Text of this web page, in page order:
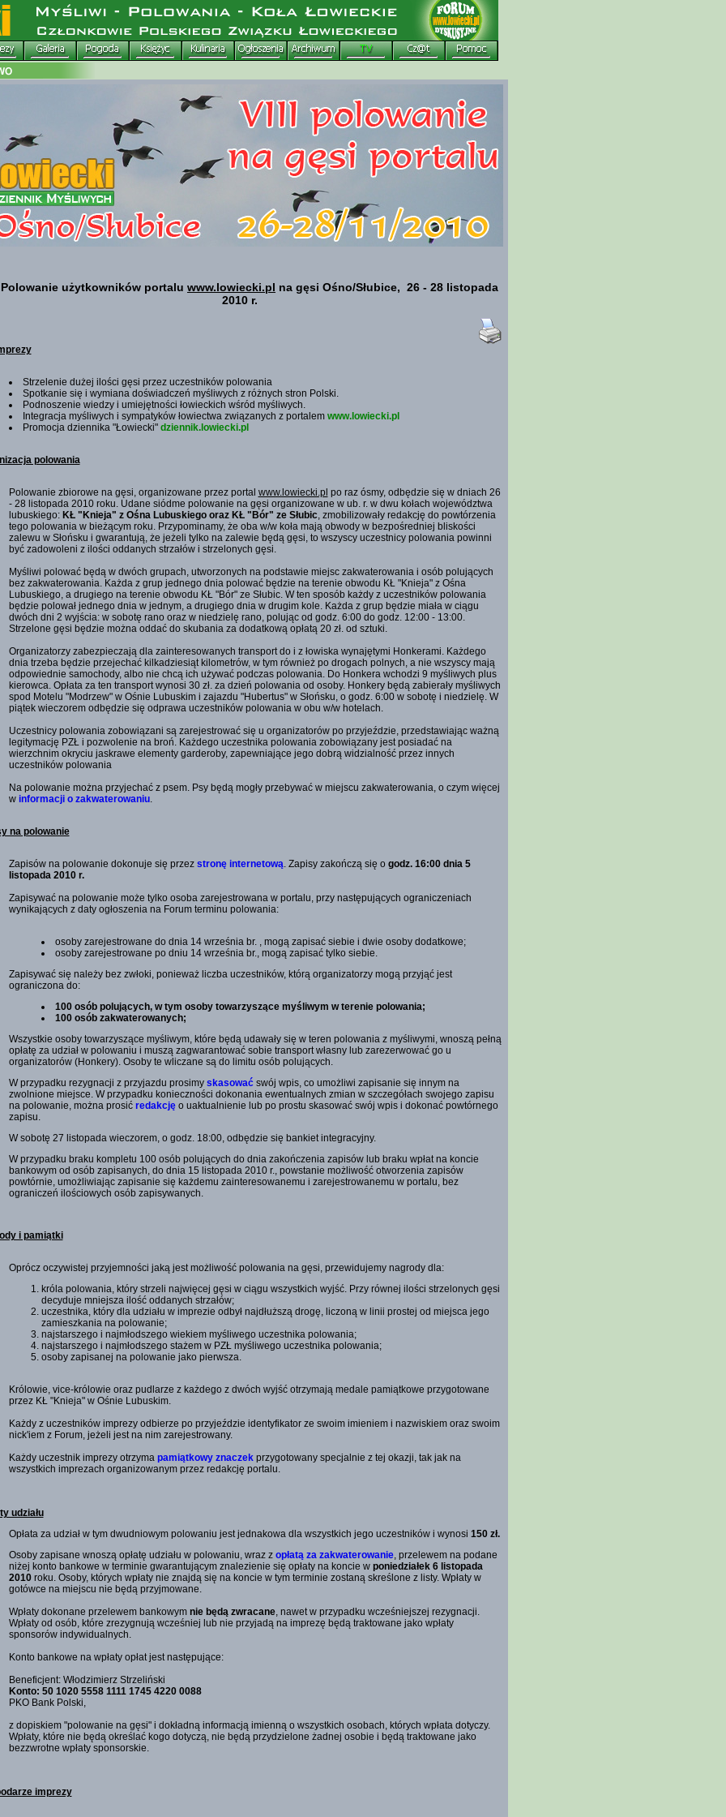
Polowanie użytkowników portalu www.lowiecki.pl na gęsi Ośno/Słubice, 26 - 28 listopada
2010 r.
Strzelenie dużej ilości gęsi przez uczestników polowania
Spotkanie się i wymiana doświadczeń myśliwych z różnych stron Polski.
Podnoszenie wiedzy i umiejętności łowieckich wśród myśliwych.
Integracja myśliwych i sympatyków łowiectwa związanych z portalem www.lowiecki.pl
Promocja dziennika "Łowiecki" dziennik.lowiecki.pl
polowania
Polowanie zbiorowe na gęsi, organizowane przez portal www.lowiecki.pl po raz ósmy, odbędzie się w dniach 26
- 28 listopada 2010 roku. Udane siódme polowanie na gęsi organizowane w ub. r. w dwu kołach województwa
lubuskiego: KŁ "Knieja" z Ośna Lubuskiego oraz KŁ "Bór" ze Słubic, zmobilizowały redakcję do powtórzenia
tego polowania w bieżącym roku. Przypominamy, że oba w/w koła mają obwody w bezpośredniej bliskości
zalewu w Słońsku i gwarantują, że jeżeli tylko na zalewie będą gęsi, to wszyscy uczestnicy polowania powinni
być zadowoleni z ilości oddanych strzałów i strzelonych gęsi.
Myśliwi polować będą w dwóch grupach, utworzonych na podstawie miejsc zakwaterowania i osób polujących
bez zakwaterowania. Każda z grup jednego dnia polować będzie na terenie obwodu KŁ "Knieja" z Ośna
Lubuskiego, a drugiego na terenie obwodu KŁ "Bór" ze Słubic. W ten sposób każdy z uczestników polowania
będzie polował jednego dnia w jednym, a drugiego dnia w drugim kole. Każda z grup będzie miała w ciągu
dwóch dni 2 wyjścia: w sobotę rano oraz w niedzielę rano, polując od godz. 6:00 do godz. 12:00 - 13:00.
Strzelone gęsi będzie można oddać do skubania za dodatkową opłatą 20 zł. od sztuki.
Organizatorzy zabezpieczają dla zainteresowanych transport do i z łowiska wynajętymi Honkerami. Każdego
dnia trzeba będzie przejechać kilkadziesiąt kilometrów, w tym również po drogach polnych, a nie wszyscy mają
odpowiednie samochody, albo nie chcą ich używać podczas polowania. Do Honkera wchodzi 9 myśliwych plus
kierowca. Opłata za ten transport wynosi 30 zł. za dzień polowania od osoby. Honkery będą zabierały myśliwych
spod Motelu "Modrzew" w Ośnie Lubuskim i zajazdu "Hubertus" w Słońsku, o godz. 6:00 w sobotę i niedzielę. W
piątek wieczorem odbędzie się odprawa uczestników polowania w obu w/w hotelach.
Uczestnicy polowania zobowiązani są zarejestrować się u organizatorów po przyjeździe, przedstawiając ważną
legitymację PZŁ i pozwolenie na broń. Każdego uczestnika polowania zobowiązany jest posiadać na
wierzchnim okryciu jaskrawe elementy garderoby, zapewniające jego dobrą widzialność przez innych
uczestników polowania
Na polowanie można przyjechać z psem. Psy będą mogły przebywać w miejscu zakwaterowania, o czym więcej
w informacji o zakwaterowaniu.
na polowanie
Zapisów na polowanie dokonuje się przez stronę internetową. Zapisy zakończą się o godz. 16:00 dnia 5
listopada 2010 r.
Zapisywać na polowanie może tylko osoba zarejestrowana w portalu, przy następujących ograniczeniach
wynikających z daty ogłoszenia na Forum terminu polowania:
osoby zarejestrowane do dnia 14 września br. , mogą zapisać siebie i dwie osoby dodatkowe;
osoby zarejestrowane po dniu 14 września br., mogą zapisać tylko siebie.
Zapisywać się należy bez zwłoki, ponieważ liczba uczestników, którą organizatorzy mogą przyjąć jest
ograniczona do:
100 osób polujących, w tym osoby towarzyszące myśliwym w terenie polowania;
100 osób zakwaterowanych;
Wszystkie osoby towarzyszące myśliwym, które będą udawały się w teren polowania z myśliwymi, wnoszą pełną
opłatę za udział w polowaniu i muszą zagwarantować sobie transport własny lub zarezerwować go u
organizatorów (Honkery). Osoby te wliczane są do limitu osób polujących.
W przypadku rezygnacji z przyjazdu prosimy skasowaćswój wpis, co umożliwi zapisanie się innym na
zwolnione miejsce. W przypadku konieczności dokonania ewentualnych zmian w szczegółach swojego zapisu
na polowanie, można prosić redakcjęo uaktualnienie lub po prostu skasować swój wpis i dokonać powtórnego
zapisu.
W sobotę 27 listopada wieczorem, o godz. 18:00, odbędzie się bankiet integracyjny.
W przypadku braku kompletu 100 osób polujących do dnia zakończenia zapisów lub braku wpłat na koncie
bankowym od osób zapisanych, do dnia 15 listopada 2010 r., powstanie możliwość otworzenia zapisów
powtórnie, umożliwiając zapisanie się każdemu zainteresowanemu i zarejestrowanemu w portalu, bez
ograniczeń ilościowych osób zapisywanych.
i pamiątki
Oprócz oczywistej przyjemności jaką jest możliwość polowania na gęsi, przewidujemy nagrody dla:
króla polowania, który strzeli najwięcej gęsi w ciągu wszystkich wyjść. Przy równej ilości strzelonych gęsi
decyduje mniejsza ilość oddanych strzałów;
uczestnika, który dla udziału w imprezie odbył najdłuższą drogę, liczoną w linii prostej od miejsca jego
zamieszkania na polowanie;
najstarszego i najmłodszego wiekiem myśliwego uczestnika polowania;
najstarszego i najmłodszego stażem w PZŁ myśliwego uczestnika polowania;
osoby zapisanej na polowanie jako pierwsza.
Królowie, vice-królowie oraz pudlarze z każdego z dwóch wyjść otrzymają medale pamiątkowe przygotowane
przez KŁ "Knieja" w Ośnie Lubuskim.
Każdy z uczestników imprezy odbierze po przyjeździe identyfikator ze swoim imieniem i nazwiskiem oraz swoim
nick'iem z Forum, jeżeli jest na nim zarejestrowany.
Każdy uczestnik imprezy otrzyma pamiątkowy znaczekprzygotowany specjalnie z tej okazji, tak jak na
wszystkich imprezach organizowanym przez redakcję portalu.
udziału
Opłata za udział w tym dwudniowym polowaniu jest jednakowa dla wszystkich jego uczestników i wynosi 150 zł.
Osoby zapisane wnoszą opłatę udziału w polowaniu, wraz z opłatą za zakwaterowanie, przelewem na podane
niżej konto bankowe w terminie gwarantującym znalezienie się opłaty na koncie w poniedziałek 6 listopada
2010roku. Osoby, których wpłaty nie znajdą się na koncie w tym terminie zostaną skreślone z listy. Wpłaty w
gotówce na miejscu nie będą przyjmowane.
Wpłaty dokonane przelewem bankowym nie będą zwracane, nawet w przypadku wcześniejszej rezygnacji.
Wpłaty od osób, które zrezygnują wcześniej lub nie przyjadą na imprezę będą traktowane jako wpłaty
sponsorów indywidualnych.
Konto bankowe na wpłaty opłat jest następujące:
Beneficjent: Włodzimierz Strzeliński
Konto: 50 1020 5558 1111 1745 4220 0088
PKO Bank Polski,
z dopiskiem "polowanie na gęsi" i dokładną informacją imienną o wszystkich osobach, których wpłata dotyczy.
Wpłaty, które nie będą określać kogo dotyczą, nie będą przydzielone żadnej osobie i będą traktowane jako
bezzwrotne wpłaty sponsorskie.
imprezy